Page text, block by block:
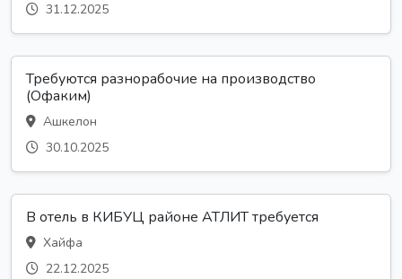
31.12.2025
Требуются разнорабочие на производство
(Офаким)
Ашкелон
30.10.2025
В отель в КИБУЦ районе АТЛИТ требуется
Хайфа
22.12.2025